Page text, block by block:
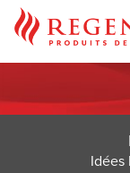
Idées